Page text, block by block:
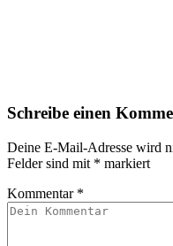
Schreibe einen
Deine E-Mail-Adresse wird
Felder sind mit * markiert
Kommentar *